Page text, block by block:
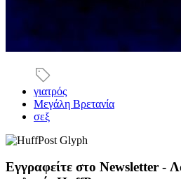
γιατρός
Μεγάλη Βρετανία
σεξ
Εγγραφείτε στο Newsletter -